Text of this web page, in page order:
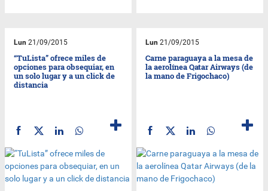
Lun 21/09/2015
“TuLista” ofrece miles de
opciones para obsequiar, en
un solo lugar y a un click de
distancia
Lun 21/09/2015
Carne paraguaya a la mesa de
la aerolínea Qatar Airways (de
la mano de Frigochaco)